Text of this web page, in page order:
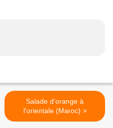
Salade d'orange à
l'orientale (Maroc) >